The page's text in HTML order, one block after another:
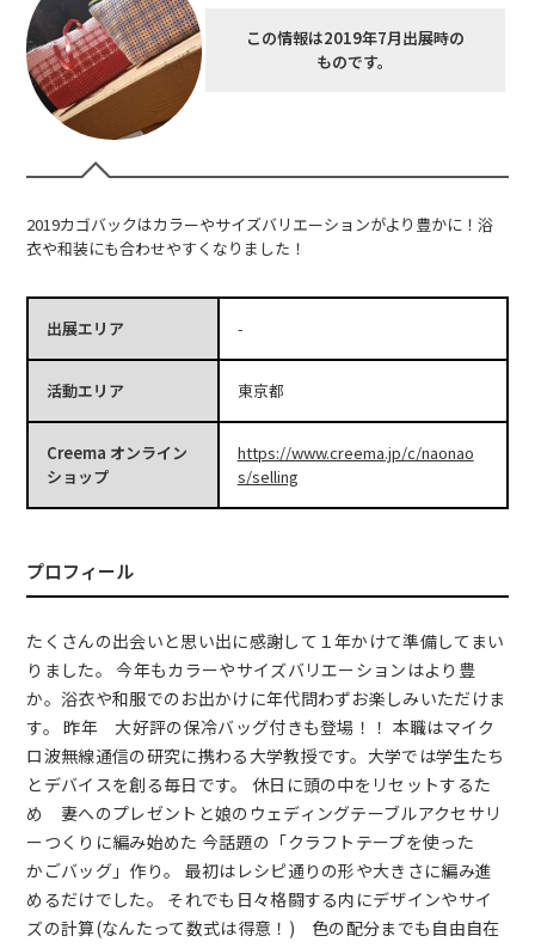
この情報は2019年7月出展時の
ものです。
2019カゴバックはカラーやサイズバリエーションがより豊かに！浴
衣や和装にも合わせやすくなりました！
出展エリア -
活動エリア 東京都
Creema オンライン
ショップ
https://www.creema.jp/c/naonao
s/selling
プロフィール
たくさんの出会いと思い出に感謝して１年かけて準備してまい
りました。 今年もカラーやサイズバリエーションはより豊
か。浴衣や和服でのお出かけに年代問わずお楽しみいただけま
す。 昨年 大好評の保冷バッグ付きも登場！！ 本職はマイク
ロ波無線通信の研究に携わる大学教授です。大学では学生たち
とデバイスを創る毎日です。 休日に頭の中をリセットするた
め 妻へのプレゼントと娘のウェディングテーブルアクセサリ
ーつくりに編み始めた 今話題の「クラフトテープを使った
かごバッグ」作り。 最初はレシピ通りの形や大きさに編み進
めるだけでした。 それでも日々格闘する内にデザインやサイ
ズの計算(なんたって数式は得意！) 色の配分までも自由自在